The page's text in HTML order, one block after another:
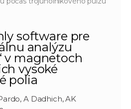
software pre
analýzu
v magnetoch
vysoké
polia
A Dadhich, AK